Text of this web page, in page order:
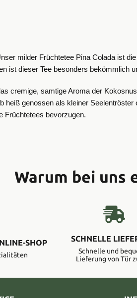
milder Früchtetee Pina Colada ist
ist dieser Tee besonders bekömmlich
cremige, samtige Aroma der
heiß genossen als kleiner
Früchtetees bevorzugen.
Warum bei uns
SHOP SCHNELLE
Schnelle und
Lieferung von Tür